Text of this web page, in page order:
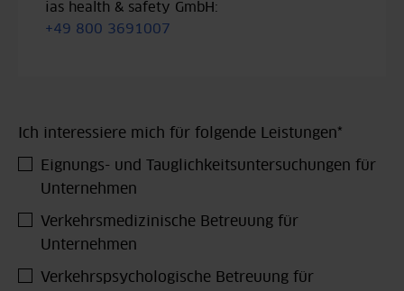
ias health & safety GmbH:
+49 800 3691007
Ich interessiere mich für folgende Leistungen*
Eignungs- und Tauglichkeitsuntersuchungen für
Unternehmen
Verkehrsmedizinische Betreuung für
Unternehmen
Verkehrspsychologische Betreuung für